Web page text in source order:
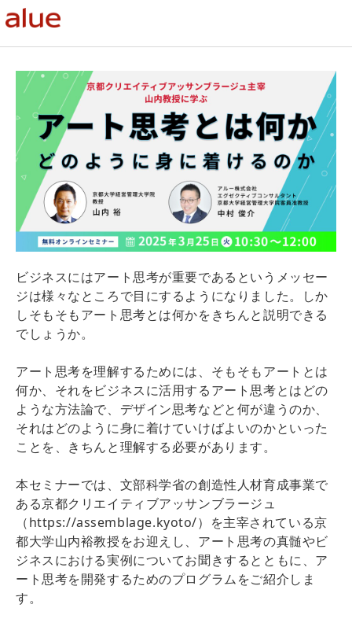
ビジネスにはアート思考が重要であるというメッセー
ジは様々なところで目にするようになりました。しか
しそもそもアート思考とは何かをきちんと説明できる
でしょうか。
アート思考を理解するためには、そもそもアートとは
何か、それをビジネスに活用するアート思考とはどの
ような方法論で、デザイン思考などと何が違うのか、
それはどのように身に着けていけばよいのかといった
ことを、きちんと理解する必要があります。
本セミナーでは、文部科学省の創造性人材育成事業で
ある京都クリエイティブアッサンブラージュ
（https://assemblage.kyoto/）を主宰されている京
都大学山内裕教授をお迎えし、アート思考の真髄やビ
ジネスにおける実例についてお聞きするとともに、ア
ート思考を開発するためのプログラムをご紹介しま
す。